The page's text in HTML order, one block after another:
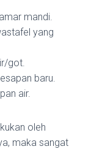
mandi.
yang
got.
baru.
air.
oleh
maka sangat